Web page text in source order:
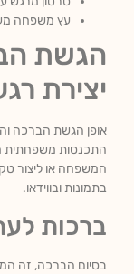
עץ משפחה
הגשת
יצירת
אופן הגשת הברכה
התכנסות משפחתית
המשפחה או ליצור
בתמונות ובווידאו.
ברכות
בסיום הברכה, זה